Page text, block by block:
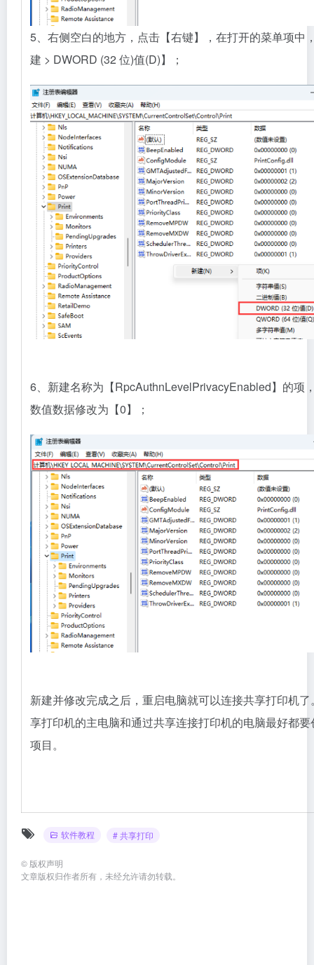
5、右侧空白的地方，点击【右键】，在打开的菜单项中
建 > DWORD (32 位)值(D)】；
6、新建名称为【RpcAuthnLevelPrivacyEnabled】的项
数值数据修改为【0】；
新建并修改完成之后，重启电脑就可以连接共享打印机
享打印机的主电脑和通过共享连接打印机的电脑最好都
项目。
软件教程 # 共享打印
© 版权声明
文章版权归作者所有，未经允许请勿转载。